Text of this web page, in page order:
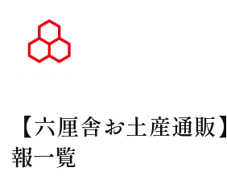
【六厘舎お土産通販】
報一覧